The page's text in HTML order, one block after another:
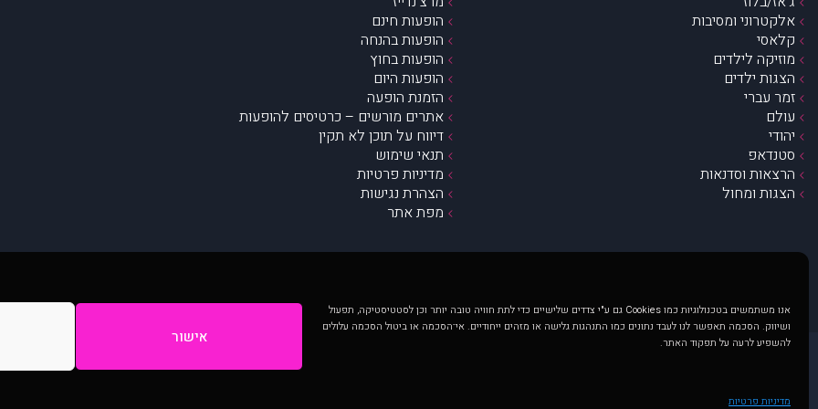
אנו משתמשים בטכנולוגיות כמו Cookies גם ע"י צדדים שלישיים כדי לתת חוויה טובה יותר וכן לסטטיסטיקה, תפעול
ושיווק. הסכמה תאפשר לנו לעבד נתונים כמו התנהגות גלישה או מזהים ייחודיים. אי־הסכמה או ביטול הסכמה עלולים
להשפיע לרעה על תפקוד האתר.
אישור
מדיניות פרטיות
אלקטרוני ומסיבות
קלאסי
מוזיקה לילדים
הצגות ילדים
זמר עברי
עולם
יהודי
סטנדאפ
הרצאות וסדנאות
הצגות ומחול
הופעות חינם
הופעות בהנחה
הופעות בחוץ
הופעות היום
הזמנת הופעה
אתרים מורשים – כרטיסים להופעות
דיווח על תוכן לא תקין
תנאי שימוש
מדיניות פרטיות
הצהרת נגישות
מפת אתר